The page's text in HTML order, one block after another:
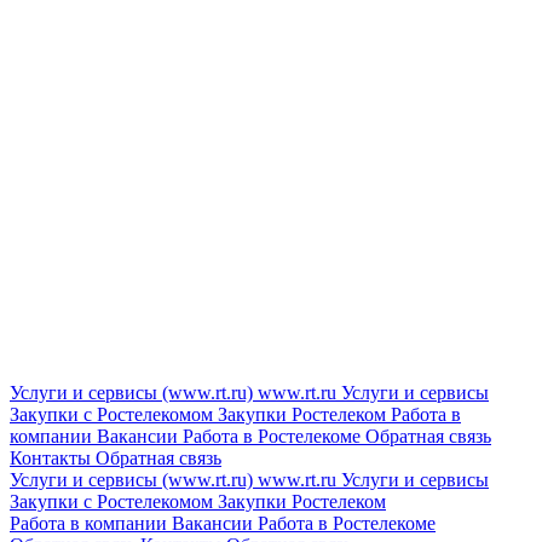
Услуги и сервисы (www.rt.ru) www.rt.ru Услуги и сервисы
Закупки с Ростелекомом Закупки Ростелеком Работа в
компании Вакансии Работа в Ростелекоме Обратная связь
Контакты Обратная связь
Услуги и сервисы (www.rt.ru) www.rt.ru Услуги и сервисы
Закупки с Ростелекомом Закупки Ростелеком
Работа в компании Вакансии Работа в Ростелекоме